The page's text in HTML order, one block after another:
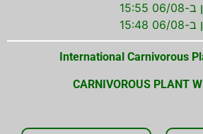
International Carnivorous
CARNIVOROUS PLANT